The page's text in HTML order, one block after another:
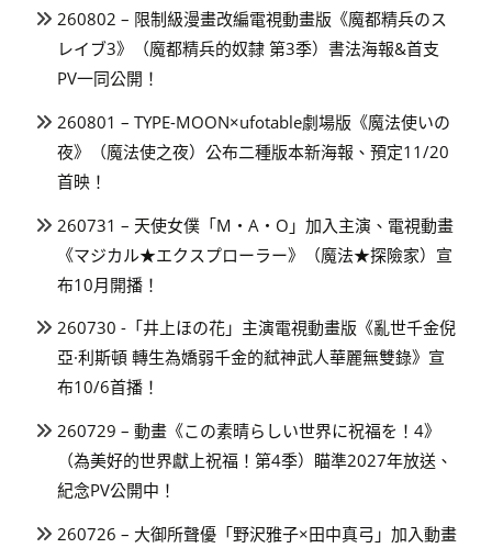
260802 – 限制級漫畫改編電視動畫版《魔都精兵のス
レイブ3》（魔都精兵的奴隸 第3季）書法海報&首支
PV一同公開！
260801 – TYPE-MOON×ufotable劇場版《魔法使いの
夜》（魔法使之夜）公布二種版本新海報、預定11/20
首映！
260731 – 天使女僕「M・A・O」加入主演、電視動畫
《マジカル★エクスプローラー》（魔法★探險家）宣
布10月開播！
260730 -「井上ほの花」主演電視動畫版《亂世千金倪
亞·利斯頓 轉生為嬌弱千金的弒神武人華麗無雙錄》宣
布10/6首播！
260729 – 動畫《この素晴らしい世界に祝福を！4》
（為美好的世界獻上祝福！第4季）瞄準2027年放送、
紀念PV公開中！
260726 – 大御所聲優「野沢雅子×田中真弓」加入動畫